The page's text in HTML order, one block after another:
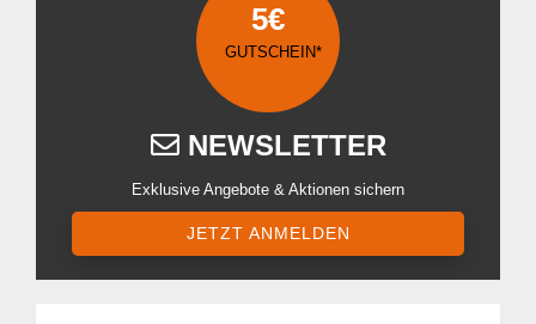
5€
GUTSCHEIN*
NEWSLETTER
Exklusive Angebote & Aktionen sichern
JETZT ANMELDEN